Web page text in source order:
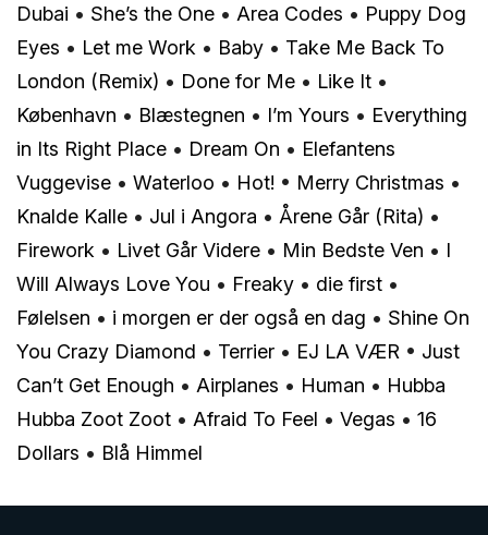
Dubai • She’s the One • Area Codes • Puppy Dog
Eyes • Let me Work • Baby • Take Me Back To
London (Remix) • Done for Me • Like It •
København • Blæstegnen • I’m Yours • Everything
in Its Right Place • Dream On • Elefantens
Vuggevise • Waterloo • Hot! • Merry Christmas •
Knalde Kalle • Jul i Angora • Årene Går (Rita) •
Firework • Livet Går Videre • Min Bedste Ven • I
Will Always Love You • Freaky • ​die first •
Følelsen • ​i morgen er der også en dag • Shine On
You Crazy Diamond • Terrier • EJ LA VÆR • Just
Can’t Get Enough • Airplanes • Human • Hubba
Hubba Zoot Zoot • Afraid To Feel • Vegas • 16
Dollars • Blå Himmel